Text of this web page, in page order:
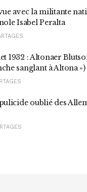
avec la militante
Isabel Peralta
1932 : Altonaer
sanglant à Altona »)
oublié des